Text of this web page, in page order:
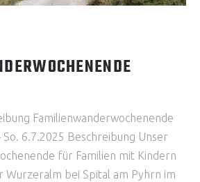
Familienwanderwochenende
6.7.2025 Beschreibung Unser
für Familien mit Kindern
Wurzeralm bei Spital am Pyhrn im